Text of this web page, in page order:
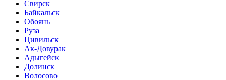
Свирск
Байкальск
Обоянь
Руза
Цивильск
Ак-Довурак
Адыгейск
Долинск
Волосово